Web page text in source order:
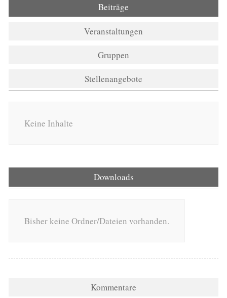
Beiträge
Veranstaltungen
Gruppen
Stellenangebote
Keine Inhalte
Downloads
Bisher keine Ordner/Dateien vorhanden.
Kommentare